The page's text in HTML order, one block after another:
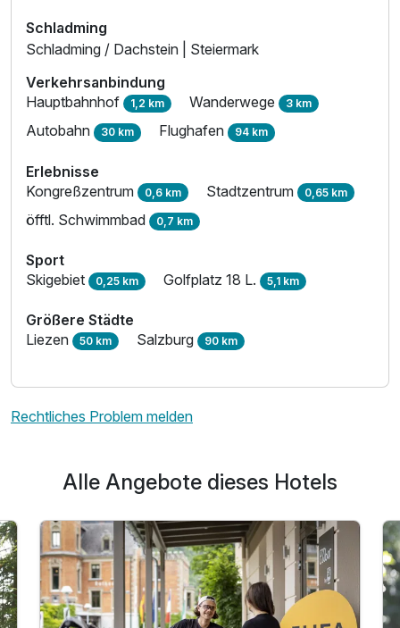
Für 4 Tage
Familienzimmer C
Für 4 Tage
Schladming
Schladming / Dachstein | Steiermark
Verkehrsanbindung
Hauptbahnhof 1,2 km Wanderwege 3 km
Autobahn 30 km Flughafen 94 km
Erlebnisse
Kongreßzentrum 0,6 km Stadtzentrum 0,65 km
öfftl. Schwimmbad 0,7 km
Sport
Skigebiet 0,25 km Golfplatz 18 L. 5,1 km
Größere Städte
Liezen 50 km Salzburg 90 km
Rechtliches Problem melden
Alle Angebote dieses Hotels